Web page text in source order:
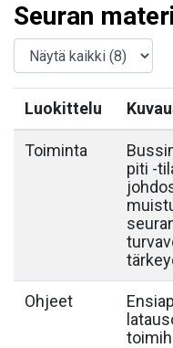
Seuran
Luokittelu
Toiminta
piti -
Ohjeet